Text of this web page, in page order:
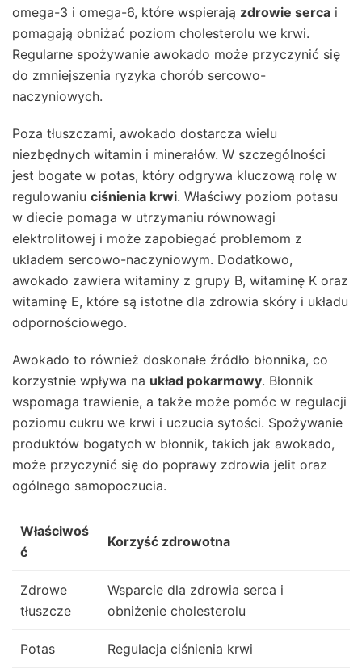
omega-3 i omega-6, które wspierają zdrowie serca i
pomagają obniżać poziom cholesterolu we krwi.
Regularne spożywanie awokado może przyczynić się
do zmniejszenia ryzyka chorób sercowo-
naczyniowych.
Poza tłuszczami, awokado dostarcza wielu
niezbędnych witamin i minerałów. W szczególności
jest bogate w potas, który odgrywa kluczową rolę w
regulowaniu ciśnienia krwi. Właściwy poziom potasu
w diecie pomaga w utrzymaniu równowagi
elektrolitowej i może zapobiegać problemom z
układem sercowo-naczyniowym. Dodatkowo,
awokado zawiera witaminy z grupy B, witaminę K oraz
witaminę E, które są istotne dla zdrowia skóry i układu
odpornościowego.
Awokado to również doskonałe źródło błonnika, co
korzystnie wpływa na układ pokarmowy. Błonnik
wspomaga trawienie, a także może pomóc w regulacji
poziomu cukru we krwi i uczucia sytości. Spożywanie
produktów bogatych w błonnik, takich jak awokado,
może przyczynić się do poprawy zdrowia jelit oraz
ogólnego samopoczucia.
Właściwoś
ć
Korzyść zdrowotna
Zdrowe
tłuszcze
Wsparcie dla zdrowia serca i
obniżenie cholesterolu
Potas Regulacja ciśnienia krwi